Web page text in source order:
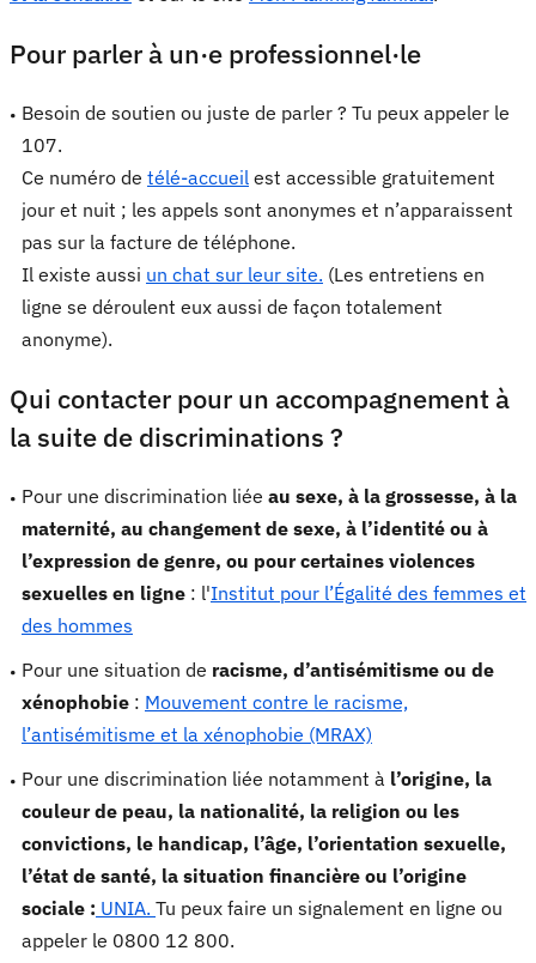
Pour parler à un·e professionnel·le
Besoin de soutien ou juste de parler ? Tu peux appeler le
107.
Ce numéro de télé-accueil est accessible gratuitement
jour et nuit ; les appels sont anonymes et n’apparaissent
pas sur la facture de téléphone.
Il existe aussi un chat sur leur site. (Les entretiens en
ligne se déroulent eux aussi de façon totalement
anonyme).
Qui contacter pour un accompagnement à
la suite de discriminations ?
Pour une discrimination liée au sexe, à la grossesse, à la
maternité, au changement de sexe, à l’identité ou à
l’expression de genre, ou pour certaines violences
sexuelles en ligne : l'Institut pour l’Égalité des femmes et
des hommes
Pour une situation de racisme, d’antisémitisme ou de
xénophobie : Mouvement contre le racisme,
l’antisémitisme et la xénophobie (MRAX)
Pour une discrimination liée notamment à l’origine, la
couleur de peau, la nationalité, la religion ou les
convictions, le handicap, l’âge, l’orientation sexuelle,
l’état de santé, la situation financière ou l’origine
sociale : UNIA. Tu peux faire un signalement en ligne ou
appeler le 0800 12 800.